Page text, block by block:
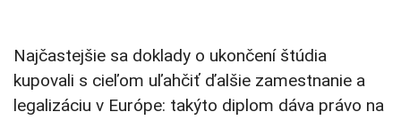
Najčastejšie sa doklady o ukončení štúdia
kupovali s cieľom uľahčiť ďalšie zamestnanie a
legalizáciu v Európe: takýto diplom dáva právo na